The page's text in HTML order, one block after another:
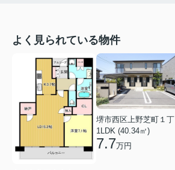
よく見られている物件
堺市西区上野芝町１丁
1LDK (40.34㎡)
7.7万円